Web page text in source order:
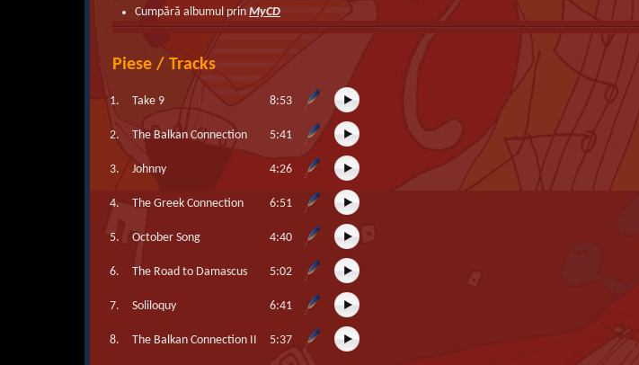
Cumpără albumul prinMyCD
Piese / Tracks
1. Take 9 8:53
2. The Balkan Connection 5:41
3. Johnny 4:26
4. The Greek Connection 6:51
5. October Song 4:40
6. The Road to Damascus 5:02
7. Soliloquy 6:41
8. The Balkan Connection II 5:37